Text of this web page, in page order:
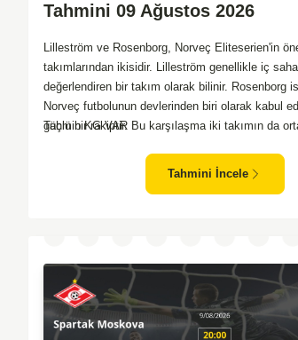
Tahmini 09 Ağustos 2026
Lilleström ve Rosenborg, Norveç Eliteserien'in
takımlarından ikisidir. Lilleström genellikle iç
değerlendiren bir takım olarak bilinir. Rosenborg
Norveç futbolunun devlerinden biri olarak kabul
güçlü bir rakiptir. Bu karşılaşma iki takımın da
performansı ve Rosenborg'un deplasman
Tahmin KG VAR
Tahmini İncele